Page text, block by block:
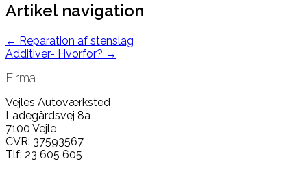
Artikel navigation
← Reparation af stenslag
Additiver- Hvorfor? →
Firma
Vejles Autoværksted
Ladegårdsvej 8a
7100 Vejle
CVR: 37593567
Tlf: 23 605 605